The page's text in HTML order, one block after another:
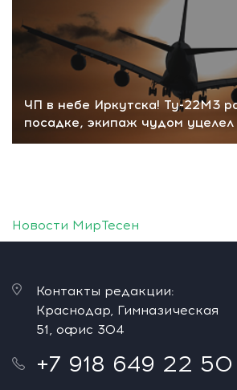
ЧП в небе Иркутска! Ту-22М3
посадке, экипаж чудом уцелел
Новости МирТесен
Контакты редакции:
Краснодар, Гимназическая
51, офис 304
+7 918 649 22 50